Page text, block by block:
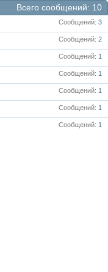
Всего сообщений 10
Сообщений 3
Сообщений 2
Сообщений 1
Сообщений 1
Сообщений 1
Сообщений 1
Сообщений 1